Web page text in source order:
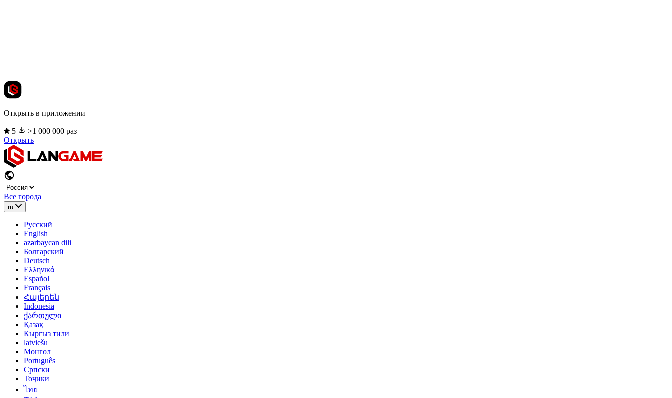
Открыть в приложении
5
>1 000 000 раз
Открыть
Все города
ru
Русский
English
azərbaycan dili
Болгарский
Deutsch
Ελληνικά
Español
Français
Հայերեն
Indonesia
ქართული
Қазақ
Кыргыз тили
latviešu
Монгол
Português
Српски
Тоҷикӣ
ไทย